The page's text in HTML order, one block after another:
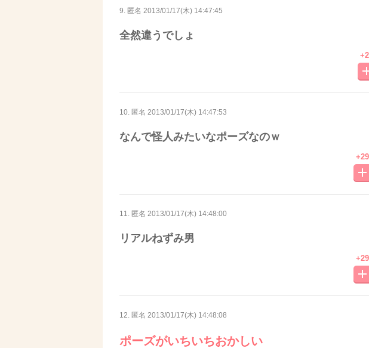
9. 匿名 2013/01/17(木) 14:47:45
全然違うでしょ
10. 匿名 2013/01/17(木) 14:47:53
なんで怪人みたいなポーズなのｗ
+29
11. 匿名 2013/01/17(木) 14:48:00
リアルねずみ男
+29
12. 匿名 2013/01/17(木) 14:48:08
ポーズがいちいちおかしい